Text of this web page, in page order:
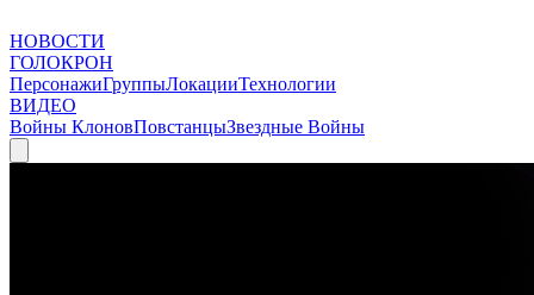
НОВОСТИ
ГОЛОКРОН
ПерсонажиГруппыЛокацииТехнологии
ВИДЕО
Войны КлоновПовстанцыЗвездные Войны